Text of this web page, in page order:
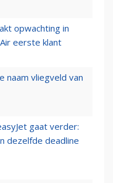
opwachting in
eerste klant
naam vliegveld van
gaat verder:
dezelfde deadline